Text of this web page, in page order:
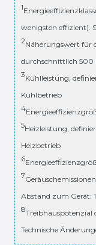
1
wenigsten effizient).
2Näherungswert für
durchschnittlich 500
3Kühlleistung,
Kühlbetrieb
4
5Heizleistung,
Heizbetrieb
6
7
Abstand zum Gerät:
8Treibhauspotenzial
Technische